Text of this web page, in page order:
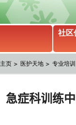
社区
主页 医护天地 专业培训